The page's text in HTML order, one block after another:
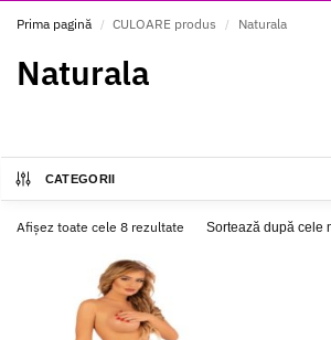
Prima pagină / CULOARE produs / Naturala
Naturala
CATEGORII
Afișez toate cele 8 rezultate